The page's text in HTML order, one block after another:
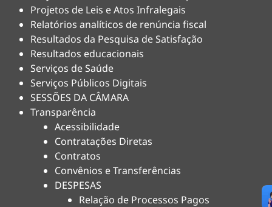
Projetos de Leis e Atos Infralegais
Relatórios analíticos de renúncia fiscal
Resultados da Pesquisa de Satisfação
Resultados educacionais
Serviços de Saúde
Serviços Públicos Digitais
SESSÕES DA CÂMARA
Transparência
Acessibilidade
Contratações Diretas
Contratos
Convênios e Transferências
DESPESAS
Relação de Processos Pagos